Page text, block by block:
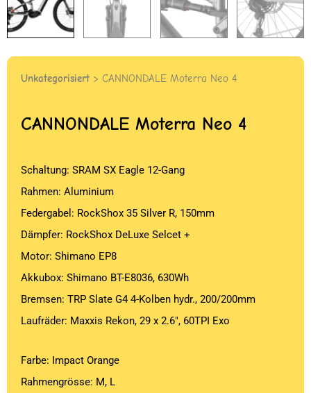
Unkategorisiert > CANNONDALE Moterra Neo 4
CANNONDALE Moterra Neo 4
Schaltung: SRAM SX Eagle 12-Gang
Rahmen: Aluminium
Federgabel: RockShox 35 Silver R, 150mm
Dämpfer: RockShox DeLuxe Selcet +
Motor: Shimano EP8
Akkubox: Shimano BT-E8036, 630Wh
Bremsen: TRP Slate G4 4-Kolben hydr., 200/200mm
Laufräder: Maxxis Rekon, 29 x 2.6″, 60TPI Exo
Farbe: Impact Orange
Rahmengrösse: M, L